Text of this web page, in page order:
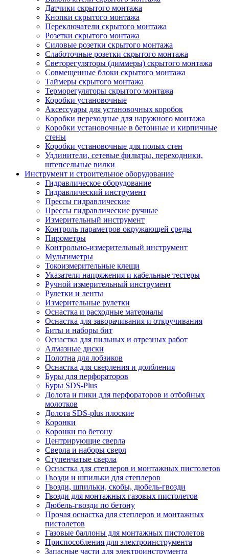
Датчики скрытого монтажа
Кнопки скрытого монтажа
Переключатели скрытого монтажа
Розетки скрытого монтажа
Силовые розетки скрытого монтажа
Слаботочные розетки скрытого монтажа
Светорегуляторы (диммеры) скрытого монтажа
Совмещенные блоки скрытого монтажа
Таймеры скрытого монтажа
Терморегуляторы скрытого монтажа
Коробки установочные
Аксессуары для установочных коробок
Коробки переходные для наружного монтажа
Коробки установочные в бетонные и кирпичные
стены
Коробки установочные для полых стен
Удлинители, сетевые фильтры, переходники,
штепсельные вилки
Инструмент и строительное оборудование
Гидравлическое оборудование
Гидравлический инструмент
Прессы гидравлические
Прессы гидравлические ручные
Измерительный инструмент
Контроль параметров окружающей среды
Пирометры
Контрольно-измерительный инструмент
Мультиметры
Токоизмерительные клещи
Указатели напряжения и кабельные тестеры
Ручной измерительный инструмент
Рулетки и ленты
Измерительные рулетки
Оснастка и расходные материалы
Оснастка для заворачивания и откручивания
Биты и наборы бит
Оснастка для пильных и отрезных работ
Алмазные диски
Полотна для лобзиков
Оснастка для сверления и долбления
Буры для перфораторов
Буры SDS-Plus
Долота и пики для перфораторов и отбойных
молотков
Долота SDS-plus плоские
Коронки
Коронки по бетону
Центрирующие сверла
Сверла и наборы сверл
Ступенчатые сверла
Оснастка для степлеров и монтажных пистолетов
Гвозди и шпильки для степлеров
Гвозди, шпильки, скобы, дюбель-гвозди
Гвозди для монтажных газовых пистолетов
Дюбель-гвозди по бетону
Прочая оснастка для степлеров и монтажных
пистолетов
Газовые баллоны для монтажных пистолетов
Приспособления для электроинструмента
Запасные части для электроинструмента